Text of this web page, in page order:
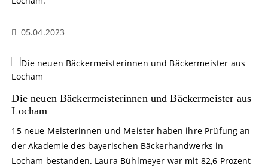
05.04.2023
Die neuen Bäckermeisterinnen und Bäckermeister aus
Locham
15 neue Meisterinnen und Meister haben ihre Prüfung an
der Akademie des bayerischen Bäckerhandwerks in
Locham bestanden. Laura Bühlmeyer war mit 82,6 Prozent